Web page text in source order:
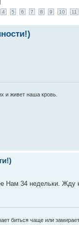
4 5 6 7 8 9 10 11
и живет наша кровь.
Нам 34 недельки.
биться чаще или